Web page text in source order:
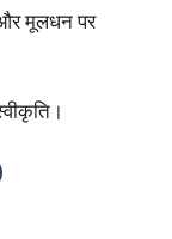
मूलधन पर